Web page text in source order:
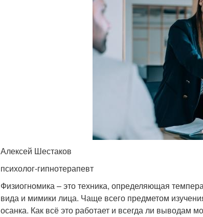
Алексей Шестаков
психолог-гипнотерапевт
Физиогномика – это техника, определяющая
вида и мимики лица. Чаще всего предметом
осанка. Как всё это работает и всегда ли выводам